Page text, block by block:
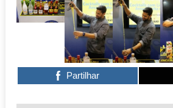
Partilhar